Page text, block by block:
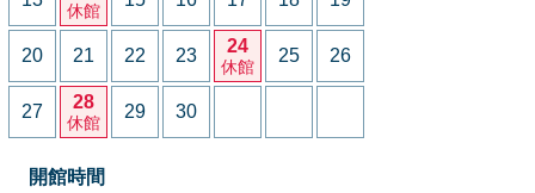
休館
20 21 22 23 24
休館
25 26
27 28
休館
29 30
開館時間